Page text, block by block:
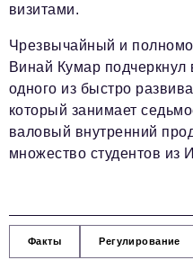
визитами.
Чрезвычайный и
Винай Кумар подчеркнул
одного из быстро
который занимает
валовый внутренний
множество студентов из
Факты Регулирование